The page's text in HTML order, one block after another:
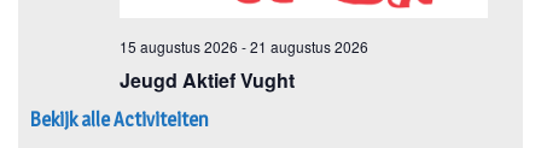
Bekijk alle Activiteiten